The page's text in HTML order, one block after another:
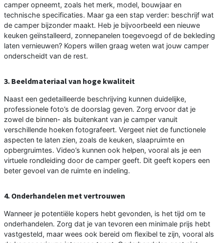
camper opneemt, zoals het merk, model, bouwjaar en
technische specificaties. Maar ga een stap verder: beschrijf wat
de camper bijzonder maakt. Heb je bijvoorbeeld een nieuwe
keuken geïnstalleerd, zonnepanelen toegevoegd of de bekleding
laten vernieuwen? Kopers willen graag weten wat jouw camper
onderscheidt van de rest.
3. Beeldmateriaal van hoge kwaliteit
Naast een gedetailleerde beschrijving kunnen duidelijke,
professionele foto’s de doorslag geven. Zorg ervoor dat je
zowel de binnen- als buitenkant van je camper vanuit
verschillende hoeken fotografeert. Vergeet niet de functionele
aspecten te laten zien, zoals de keuken, slaapruimte en
opbergruimtes. Video’s kunnen ook helpen, vooral als je een
virtuele rondleiding door de camper geeft. Dit geeft kopers een
beter gevoel van de ruimte en indeling.
4. Onderhandelen met vertrouwen
Wanneer je potentiële kopers hebt gevonden, is het tijd om te
onderhandelen. Zorg dat je van tevoren een minimale prijs hebt
vastgesteld, maar wees ook bereid om flexibel te zijn, vooral als